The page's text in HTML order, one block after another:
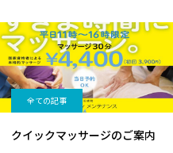
全ての記事
クイックマッサージのご案内